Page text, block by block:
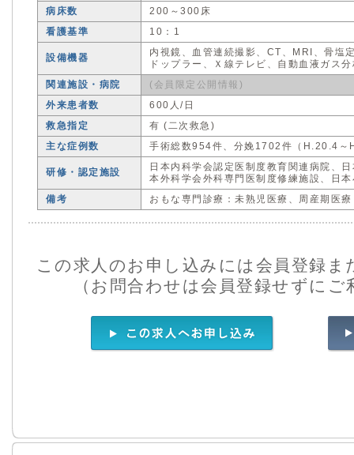
病床数
200～300床
看護基準
10：1
設備機器
内視鏡、血管連続撮影、CT、MRI、骨塩
ドップラー、Ｘ線テレビ、自動血液ガス
関連施設・病院
(会員限定公開情報)
外来患者数
600人/日
救急指定
有 (二次救急)
主な症例数
手術総数954件、分娩1702件（H.20.4～
研修・認定施設
日本内科学会認定医制度教育関連病院、
本外科学会外科専門医制度修練施設、日
備考
おもな専門診療：未熟児医療、周産期医療
この求人のお申し込みには会員登録
（お問合わせは会員登録せずに